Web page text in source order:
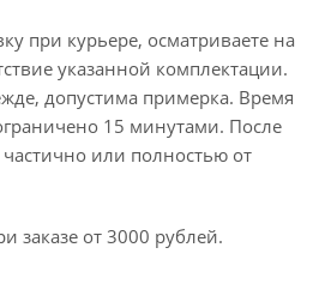
при курьере, осматриваете на
указанной комплектации.
допустима примерка. Время
15 минутами. После
частично или полностью от
заказе от 3000 рублей.